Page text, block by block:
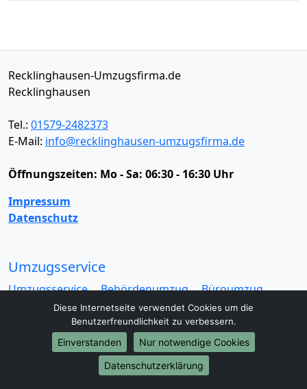
Recklinghausen-Umzugsfirma.de
Recklinghausen
Tel.: 01579-2482373
E-Mail: info@recklinghausen-umzugsfirma.de
Öffnungszeiten: Mo - Sa: 06:30 - 16:30 Uhr
Impressum
Datenschutz
Umzugsservice
Umzugsservice Behördenumzug
Büroumzug
Fernumzug
Firmenumzug
Laborumzug
Praxisumzug
Privatumzug
Seniorenumzug
Studentenumzug
Beiladung
Entrümpelung
Halteverbotszone
Klaviertransport
Haushaltsauflösung
Möbeltaxi
Diese Internetseite verwendet Cookies um die
Benutzerfreundlichkeit zu verbessern.
Einverstanden
Nur notwendige Cookies
Datenschutzerklärung